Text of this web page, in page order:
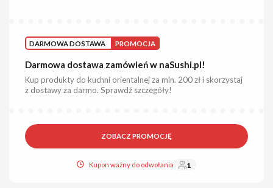
DARMOWA DOSTAWA PROMOCJA
Darmowa dostawa zamówień w naSushi.pl!
Kup produkty do kuchni orientalnej za min. 200 zł i skorzystaj
z dostawy za darmo. Sprawdź szczegóły!
ZOBACZ PROMOCJĘ
Kupon ważny do odwołania 1